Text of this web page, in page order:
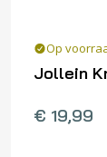
Op
Jollein
€ 19,99